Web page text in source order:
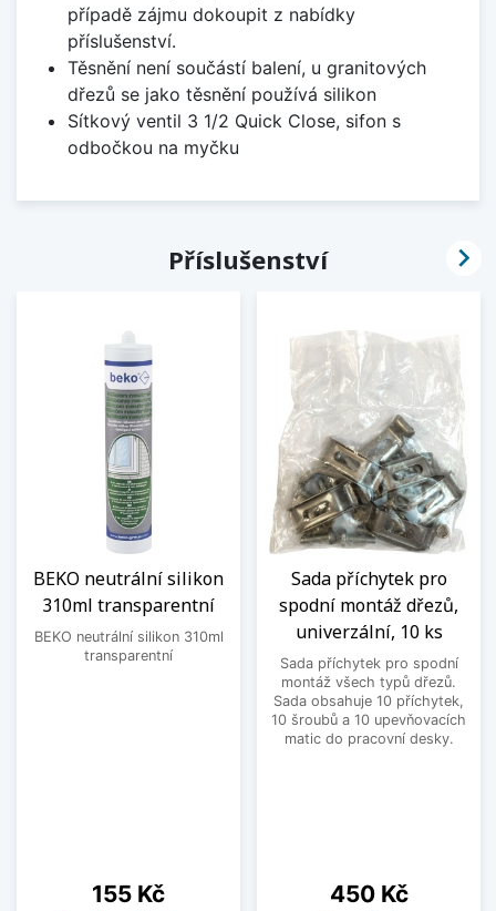
případě zájmu dokoupit z nabídky
příslušenství.
Těsnění není součástí balení, u granitových
dřezů se jako těsnění používá silikon
Sítkový ventil 3 1/2 Quick Close, sifon s
odbočkou na myčku
Příslušenství
BEKO neutrální silikon
310ml transparentní
BEKO neutrální silikon 310ml
transparentní
Cena
155 Kč
Sada příchytek pro
spodní montáž dřezů,
univerzální, 10 ks
Sada příchytek pro spodní
montáž všech typů dřezů.
Sada obsahuje 10 příchytek,
10 šroubů a 10 upevňovacích
matic do pracovní desky.
Cena
450 Kč
